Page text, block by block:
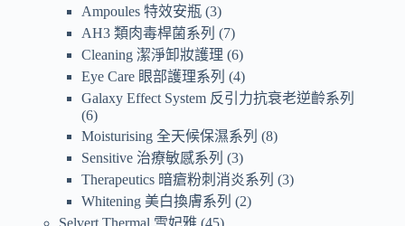
Ampoules 特效安瓶 3
AH3 類肉毒桿菌系列
7
Cleaning 潔淨卸妝護理 6
Eye Care 眼部護理系列
4
Galaxy Effect System 反引力抗衰老逆齡系列
6
Moisturising 全天候保濕系列
8
Sensitive 治療敏感系列
3
Therapeutics 暗瘡粉刺消炎系列
3
Whitening 美白換膚系列
2